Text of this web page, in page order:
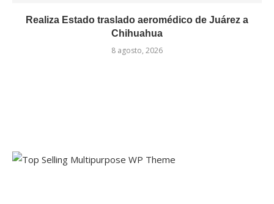
Realiza Estado traslado aeromédico de Juárez a
Chihuahua
8 agosto, 2026